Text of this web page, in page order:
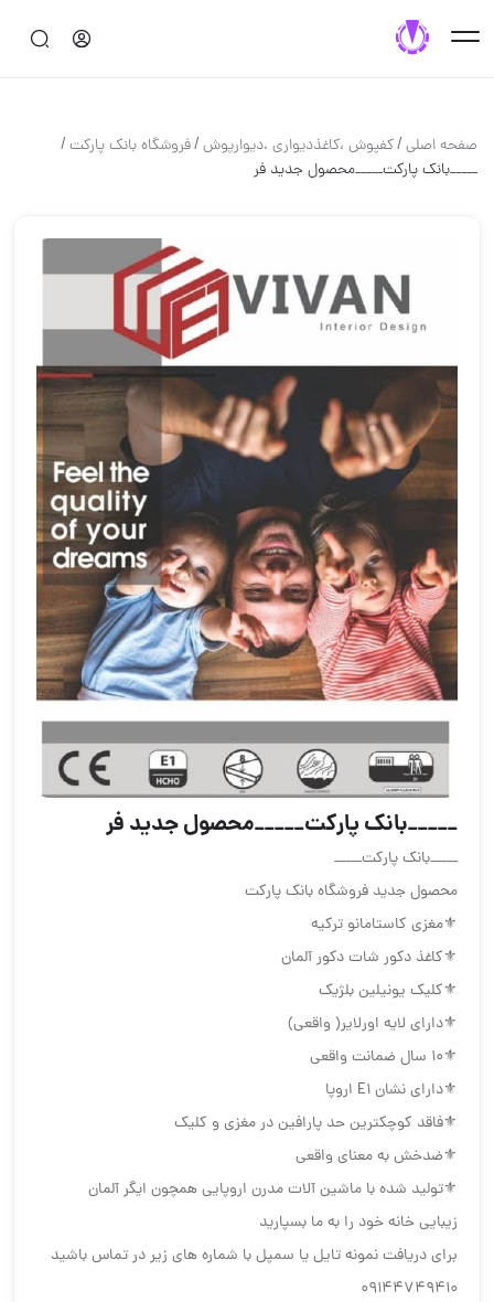
صفحه اصلی/کفپوش ،کاغذدیواری ،دیوارپوش/فروشگاه بانک پارکت/
_____بانک پارکت_____محصول جدید فر
_____بانک پارکت_____محصول جدید فر
_____بانک پارکت_____
محصول جدید فروشگاه بانک پارکت
⚜️مغزی کاستامانو ترکیه
⚜️کاغذ دکور شات دکور آلمان
⚜️کلیک یونیلین بلژیک
⚜️دارای لایه اورلایر( واقعی)
⚜️۱۰ سال ضمانت واقعی
⚜️دارای نشان E1 اروپا
⚜️فاقد کوچکترین حد پارافین در مغزی و کلیک
⚜️ضدخش به معنای واقعی
⚜️تولید شده با ماشین آلات مدرن اروپایی همچون ایگر آلمان
زیبایی خانه خود را به ما بسپارید
برای دریافت نمونه تایل یا سمپل با شماره های زیر در تماس باشید
09144749410